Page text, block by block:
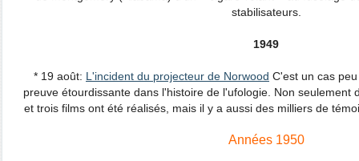
stabilisateurs.
1949
* 19 août: L'incident du projecteur de Norwood C'est un cas
preuve étourdissante dans l'histoire de l'ufologie. Non seulement
et trois films ont été réalisés, mais il y a aussi des milliers de
Années 1950